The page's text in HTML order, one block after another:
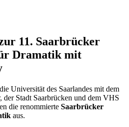
11. Saarbrücker
Dramatik mit
Universität des Saarlandes mit dem
der Stadt Saarbrücken und dem VHS
die renommierte Saarbrücker
aus.